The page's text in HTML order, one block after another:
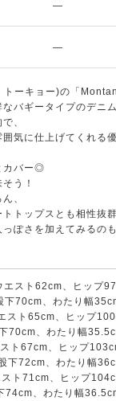
—
—
ーキョー)の「
バギータイプのデニム
、
気に仕上げてくれる
カバー◎
う！
、
トップスとも相性抜群
ぽさを加えてみるの
スト62cm、ヒップ
下70cm、わたり幅
スト65cm、ヒップ
70cm、わたり幅
ト67cm、ヒップ
下72cm、わたり幅
ト71cm、ヒップ
74cm、わたり幅